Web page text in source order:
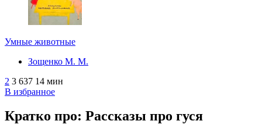
Умные животные
Зощенко М. М.
2 3 637 14 мин
В избранное
Кратко про: Рассказы про гуся